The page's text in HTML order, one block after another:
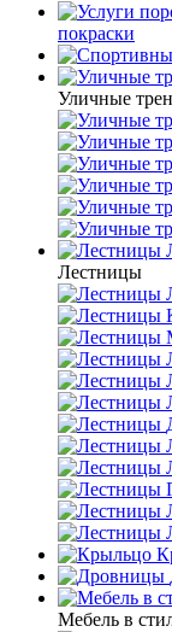
покраски
Уличные
Лестницы
Мебель в